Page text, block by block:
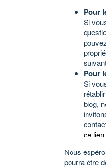
Pour
Si
suivant
Pour
Si
blog,
ce lien.
Nous
pourra être